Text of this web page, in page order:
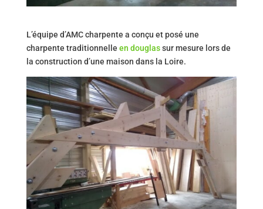
L’équipe d’AMC charpente a conçu et posé une
charpente traditionnelle en douglassur mesure lors de
la construction d’une maison dans la Loire.